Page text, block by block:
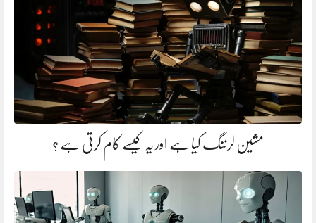
مشین لرننگ کیا ہے اور یہ کیسے کام کرتی ہے ؟